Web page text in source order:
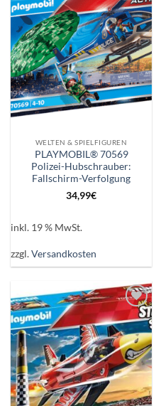
Wunschliste
WELTEN & SPIELFIGUREN
PLAYMOBIL® 70569
Polizei-Hubschrauber:
Fallschirm-Verfolgung
34,99€
inkl. 19 % MwSt.
zzgl.Versandkosten
Auf die
Wunschliste